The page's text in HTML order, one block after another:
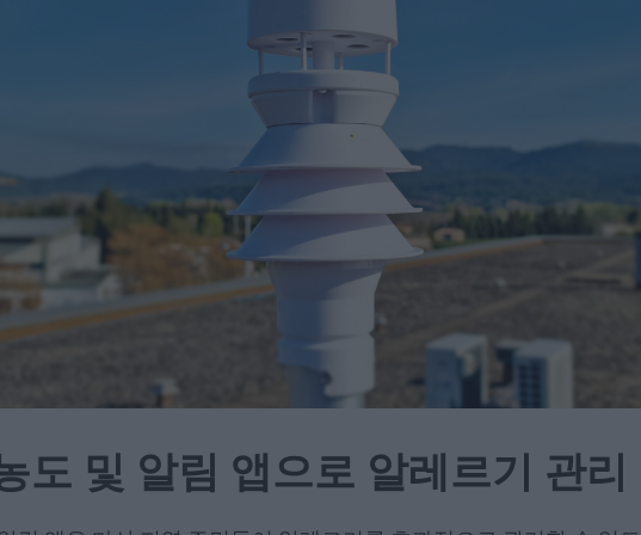
도 및 알림 앱으로 알레르기 관